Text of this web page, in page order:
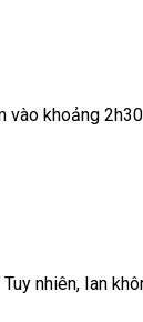
vào khoảng
nhiên, Ian